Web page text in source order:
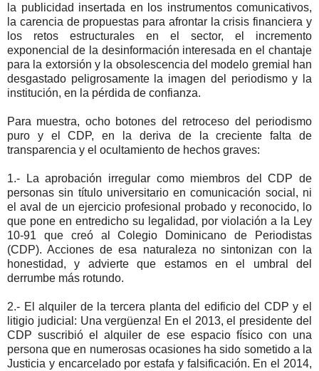
la publicidad insertada en los instrumentos comunicativos,
la carencia de propuestas para afrontar la crisis financiera y
los retos estructurales en el sector, el incremento
exponencial de la desinformación interesada en el chantaje
para la extorsión y la obsolescencia del modelo gremial han
desgastado peligrosamente la imagen del periodismo y la
institución, en la pérdida de confianza.
Para muestra, ocho botones del retroceso del periodismo
puro y el CDP, en la deriva de la creciente falta de
transparencia y el ocultamiento de hechos graves:
1.- La aprobación irregular como miembros del CDP de
personas sin título universitario en comunicación social, ni
el aval de un ejercicio profesional probado y reconocido, lo
que pone en entredicho su legalidad, por violación a la Ley
10-91 que creó al Colegio Dominicano de Periodistas
(CDP). Acciones de esa naturaleza no sintonizan con la
honestidad, y advierte que estamos en el umbral del
derrumbe más rotundo.
2.- El alquiler de la tercera planta del edificio del CDP y el
litigio judicial: Una vergüenza! En el 2013, el presidente del
CDP suscribió el alquiler de ese espacio físico con una
persona que en numerosas ocasiones ha sido sometido a la
Justicia y encarcelado por estafa y falsificación. En el 2014,